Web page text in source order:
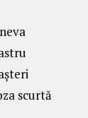
scurtă